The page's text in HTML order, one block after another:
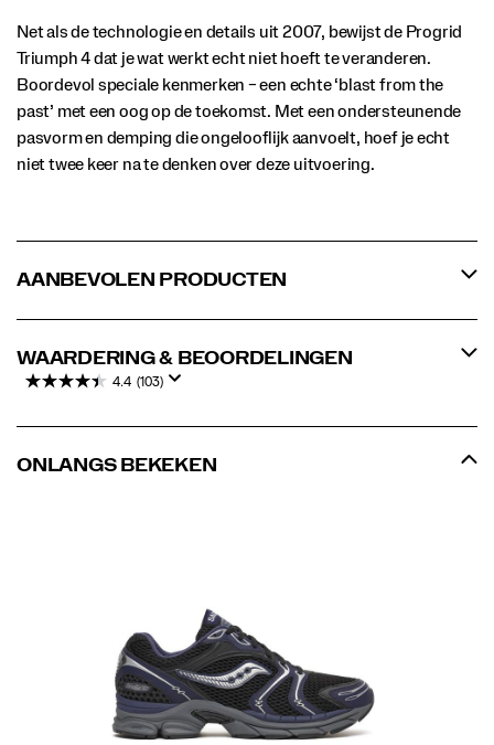
Net als de technologie en details uit 2007, bewijst de Progrid
Triumph 4 dat je wat werkt echt niet hoeft te veranderen.
Boordevol speciale kenmerken – een echte ‘blast from the
past’ met een oog op de toekomst. Met een ondersteunende
pasvorm en demping die ongelooflijk aanvoelt, hoef je echt
niet twee keer na te denken over deze uitvoering.
AANBEVOLEN PRODUCTEN
WAARDERING & BEOORDELINGEN
4.4 (103)
ONLANGS BEKEKEN